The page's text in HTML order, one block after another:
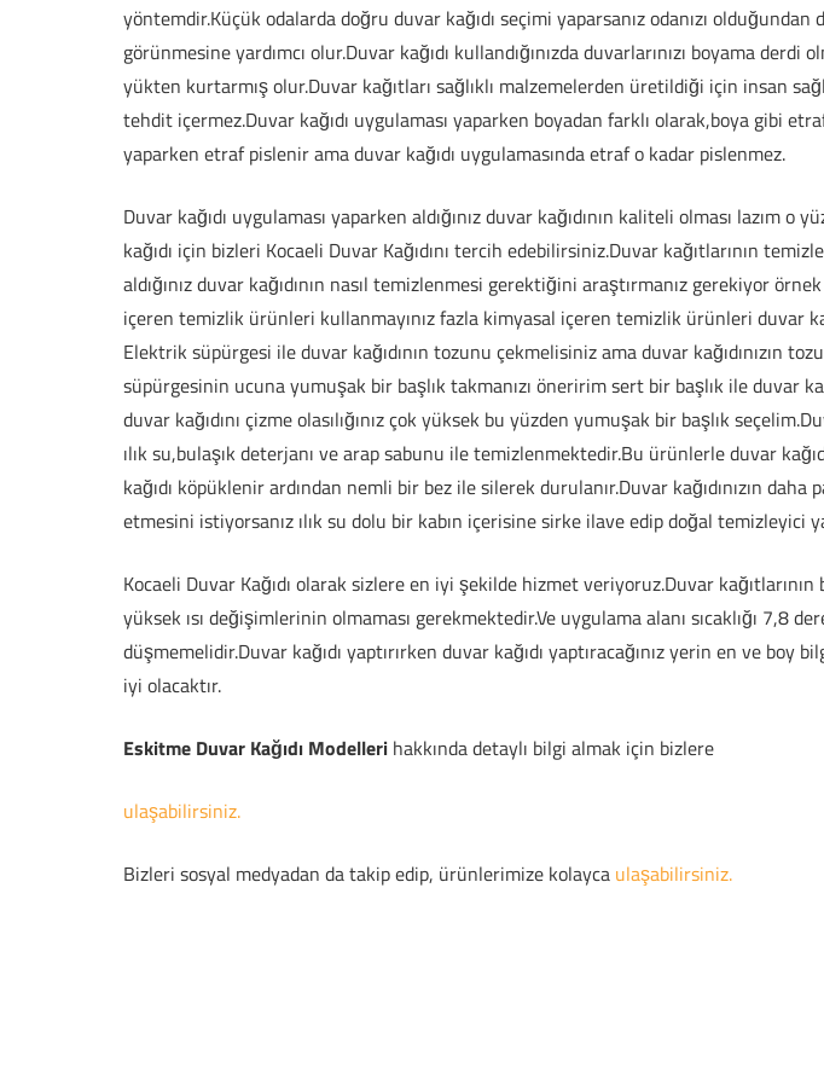
yöntemdir.Küçük odalarda doğru duvar kağıdı seçimi yaparsanız odanızı olduğundan
görünmesine yardımcı olur.Duvar kağıdı kullandığınızda duvarlarınızı boyama derdi
yükten kurtarmış olur.Duvar kağıtları sağlıklı malzemelerden üretildiği için insan
tehdit içermez.Duvar kağıdı uygulaması yaparken boyadan farklı olarak,boya gibi
yaparken etraf pislenir ama duvar kağıdı uygulamasında etraf o kadar pislenmez.
Duvar kağıdı uygulaması yaparken aldığınız duvar kağıdının kaliteli olması lazım o
kağıdı için bizleri Kocaeli Duvar Kağıdını tercih edebilirsiniz.Duvar kağıtlarının
aldığınız duvar kağıdının nasıl temizlenmesi gerektiğini araştırmanız gerekiyor
içeren temizlik ürünleri kullanmayınız fazla kimyasal içeren temizlik ürünleri duvar
Elektrik süpürgesi ile duvar kağıdının tozunu çekmelisiniz ama duvar kağıdınızın
süpürgesinin ucuna yumuşak bir başlık takmanızı öneririm sert bir başlık ile duvar
duvar kağıdını çizme olasılığınız çok yüksek bu yüzden yumuşak bir başlık
ılık su,bulaşık deterjanı ve arap sabunu ile temizlenmektedir.Bu ürünlerle duvar
kağıdı köpüklenir ardından nemli bir bez ile silerek durulanır.Duvar kağıdınızın
etmesini istiyorsanız ılık su dolu bir kabın içerisine sirke ilave edip doğal temizleyici
Kocaeli Duvar Kağıdı olarak sizlere en iyi şekilde hizmet veriyoruz.Duvar
yüksek ısı değişimlerinin olmaması gerekmektedir.Ve uygulama alanı sıcaklığı 7,8
düşmemelidir.Duvar kağıdı yaptırırken duvar kağıdı yaptıracağınız yerin en ve boy
iyi olacaktır.
Eskitme Duvar Kağıdı Modelleri hakkında detaylı bilgi almak için bizlere
ulaşabilirsiniz.
Bizleri sosyal medyadan da takip edip, ürünlerimize kolayca ulaşabilirsiniz.